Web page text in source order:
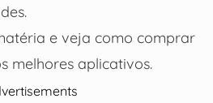
e veja como comprar
melhores aplicativos.